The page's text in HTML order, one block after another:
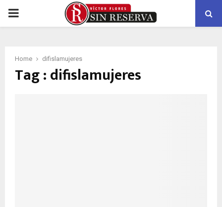
PRIMARY
Home difislamujeres
Tag : difislamujeres